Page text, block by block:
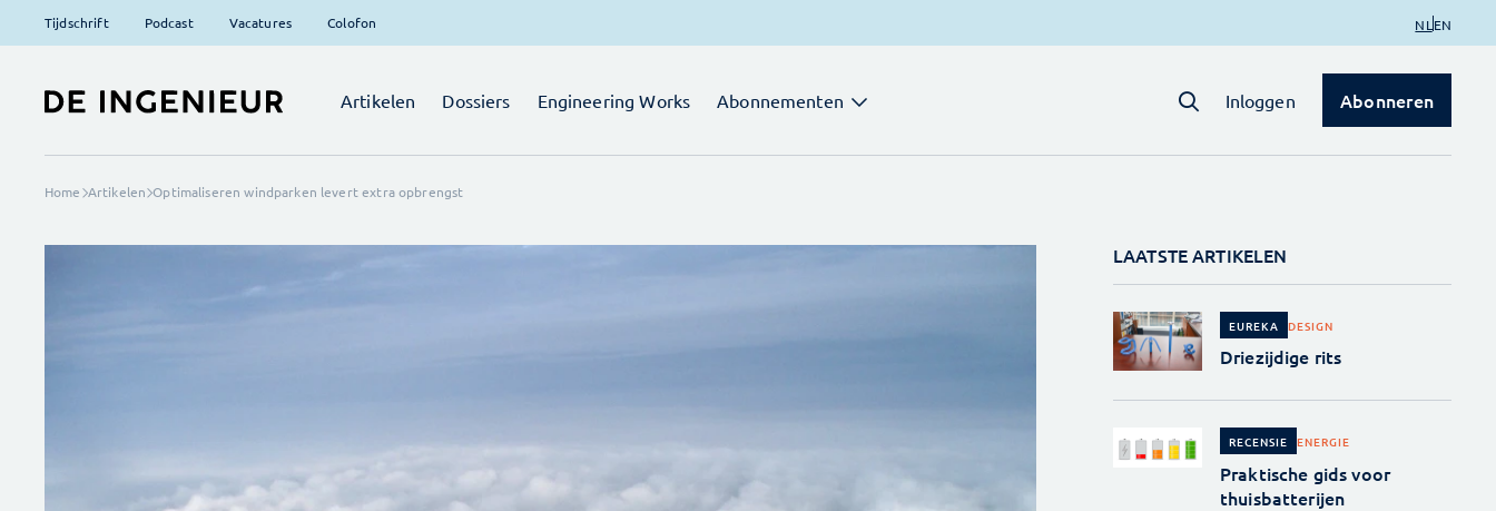
Tijdschrift Podcast Vacatures Colofon NL EN
Artikelen Dossiers Engineering Works Abonnementen Inloggen Abonneren
Home Artikelen Optimaliseren windparken levert extra opbrengst
LAATSTE ARTIKELEN
EUREKA DESIGN
Driezijdige rits
RECENSIE ENERGIE
Praktische gids voor
thuisbatterijen